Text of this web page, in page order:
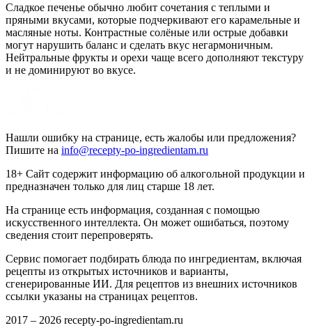
Сладкое печенье обычно любит сочетания с теплыми и
пряными вкусами, которые подчеркивают его карамельные и
масляные ноты. Контрастные солёные или острые добавки
могут нарушить баланс и сделать вкус негармоничным.
Нейтральные фрукты и орехи чаще всего дополняют текстуру
и не доминируют во вкусе.
Нашли ошибку на странице, есть жалобы или предложения?
Пишите на info@recepty-po-ingredientam.ru
18+ Сайт содержит информацию об алкогольной продукции и
предназначен только для лиц старше 18 лет.
На странице есть информация, созданная с помощью
искусственного интеллекта. Он может ошибаться, поэтому
сведения стоит перепроверять.
Сервис помогает подбирать блюда по ингредиентам, включая
рецепты из открытых источников и варианты,
сгенерированные ИИ. Для рецептов из внешних источников
ссылки указаны на страницах рецептов.
2017 – 2026 recepty-po-ingredientam.ru